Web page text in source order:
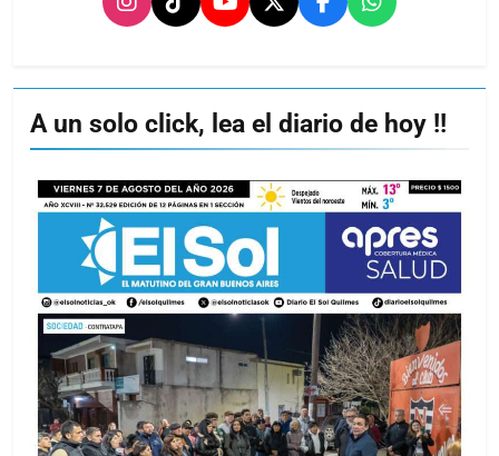
A un solo click, lea el diario de hoy !!